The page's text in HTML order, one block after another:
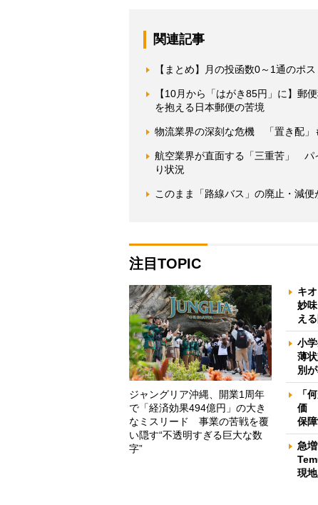
関連記事
【まとめ】月の投函数0～1通のポ
【10月から「はがき85円」に】郵
を抱える日本郵便の苦境
物流業界の深刻な危機 「置き配」
航空業界が直面する「三重苦」 パ
り状況
このまま「路線バス」の廃止・減
注目TOPIC
ジャングリア沖縄、開業1周年
で「経済効果494億円」の大き
なミスリード 事業の苦戦を覆
い隠す“不透明すぎる巨大な数
字”
キ
妙
え
小
薄
別
「
価
保
急
現